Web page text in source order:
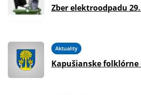
Zber elektroodpadu
Aktuality
Kapušianske folklórne